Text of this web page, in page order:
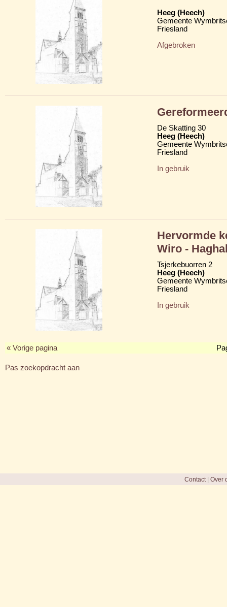
Heeg (Heech)
Gemeente
Friesland
Afgebroken
De Skatting 30
Heeg (Heech)
Gemeente
Friesland
In gebruik
Hervormde
Wiro -
Tsjerkebuorren 2
Heeg (Heech)
Gemeente
Friesland
In gebruik
« Vorige pagina
Pas zoekopdracht aan
Contact| Over